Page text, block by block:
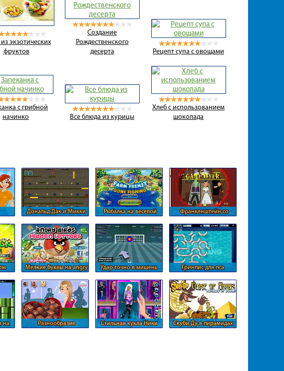
экзотических
фруктов
Создание
Рождественского
десерта
Рецепт супа с овощами
с грибной
начинко
Все блюда из курицы
Хлеб с использованием
шоколада
Дональд Дак и Микки
Рыбалка на веселой
Франкенштейн со
Мелкие буквы на angry
Удар точно в мишень Гринпис для пса
на
Разнообразие
Стильная кукла Ники Скуби Ду в пирамидах